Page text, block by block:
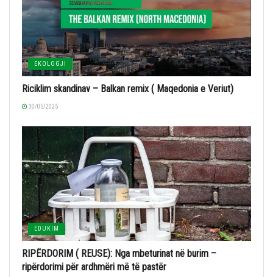
EKOLOGJI
Riciklim skandinav – Balkan remix ( Maqedonia e Veriut)
30/05/2025
EDUKIM
RIPËRDORIM ( REUSE): Nga mbeturinat në burim –
ripërdorimi për ardhmëri më të pastër